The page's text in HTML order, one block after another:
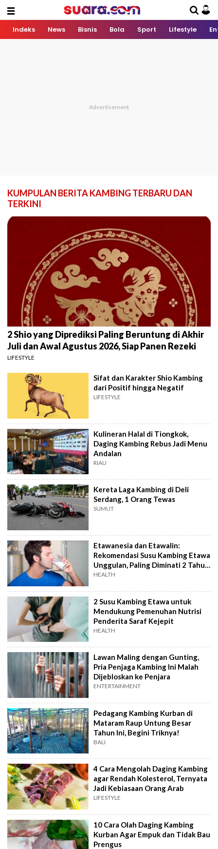
Indeks News Bisnis Bola Sport Lifestyle
KUMPULAN BERITA KAMBING TERBARU DAN
TERKINI
2 Shio yang Diprediksi Paling Beruntung di Akhir
Juli dan Awal Agustus 2026, Siap Panen Rezeki
LIFESTYLE
Sifat dan Karakter Shio Kambing
dari Positif hingga Negatif
LIFESTYLE
Kulineran Halal di Tiongkok,
Daging Kambing Rebus Jadi Menu
Andalan
RIAU
Kereta Laga Kambing di Deli
Serdang, 1 Orang Tewas
SUMUT
Etawanesia dan Etawalin:
Rekomendasi Susu Kambing Etawa
Unggulan, Paling Diminati 2 Tahun
Terakhir
HEALTH
2 Susu Kambing Etawa untuk
Mendukung Pemenuhan Nutrisi
Penderita Saraf Kejepit
HEALTH
Lawan Maling dengan Gunting,
Pria Penjaga Kambing Ini Malah
Dijebloskan ke Penjara
ENTERTAINMENT
Pedagang Kambing Kurban di
Mataram Raup Untung Besar
Tahun Ini, Begini Triknya!
BALI
4 Cara Mengolah Daging Kambing
agar Rendah Kolesterol, Ternyata
Jadi Kebiasaan Orang Arab
LIFESTYLE
10 Cara Olah Daging Kambing
Kurban Agar Empuk dan Tidak Bau
Prengus